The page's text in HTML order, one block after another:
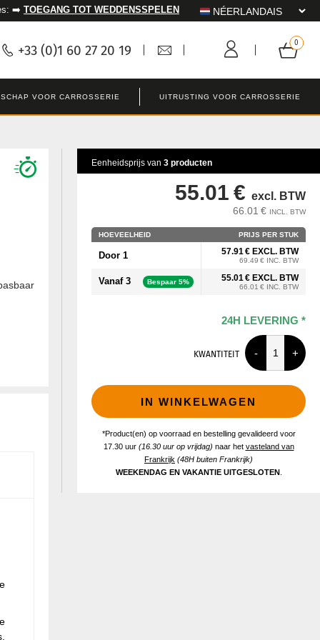
➡️ TOEGANG TOT WEDDENSSPELEN
+33 (0)1 60 27 20 19
VOOR CARROSSERIE UITRUSTING VOOR CARROSSERIE
Eenheidsprijs van 3 producten
HOEVEELHEID PRIJS PER STUK
Door 1 57.91 € EXCL. BTW
69.49 € INC. BTW
Vanaf 3 Bespaar 5% 55.01 € EXCL. BTW
66.01 € INC. BTW
24H LEVERING *
55.01 € excl. BTW
66.01 € INCL. BTW
KWANTITEIT
IN WINKELWAGEN
*Product(en) op voorraad en bestelling gevalideerd voor
17.30 uur (16.30 uur op vrijdag) naar het vasteland van
Frankrijk (48H buiten Frankrijk)
WEEKENDAG EN VAKANTIE UITGESLOTEN.